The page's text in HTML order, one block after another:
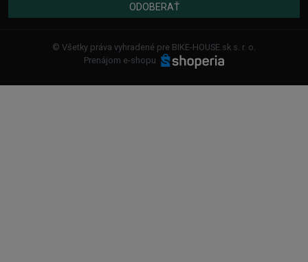
ODOBERAŤ
© Všetky práva vyhradené pre BIKE-HOUSE.sk s. r. o.
Prenájom e-shopu